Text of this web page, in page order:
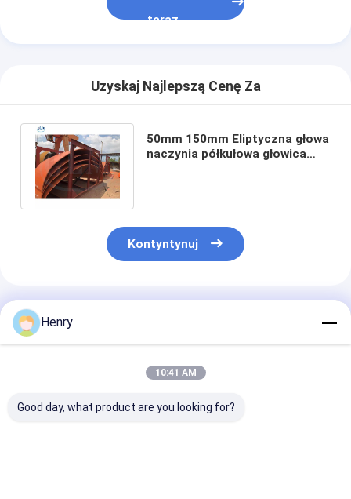
teraz
Uzyskaj Najlepszą Cenę Za
50mm 150mm Eliptyczna głowa
naczynia półkułowa głowica
Kontyntynuj
Polecane Produkty
Henry
10:41 AM
Good day, what product are you looking for?